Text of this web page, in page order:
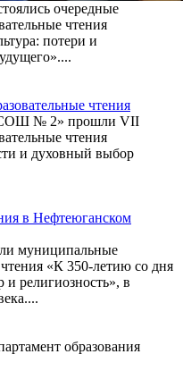
очередные
чтения
потери и
...
чтения
№ 2» прошли VII
чтения
и духовный выбор
в Нефтеюганском
муниципальные
«К 350-летию со дня
религиозность», в
...
образования